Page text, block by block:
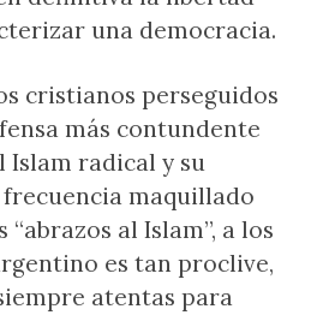
una democracia.
cristianos perseguidos
más contundente
Islam radical y su
maquillado
al Islam”, a los
es tan proclive,
atentas para